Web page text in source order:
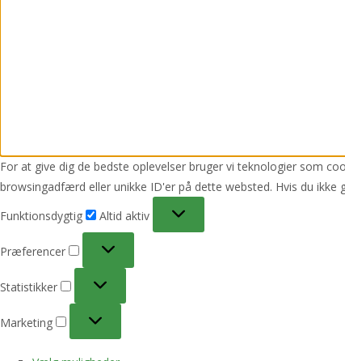
For at give dig de bedste oplevelser bruger vi teknologier som
browsingadfærd eller unikke ID'er på dette websted. Hvis du
Funktionsdygtig
Funktionsdygtig
Altid aktiv
Præferencer
Præferencer
Statistikker
Statistikker
Marketing
Marketing